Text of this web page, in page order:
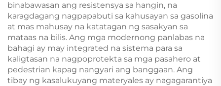
binabawasan ang resistensya sa hangin, na
karagdagang nagpapabuti sa kahusayan sa gasolina
at mas mahusay na katatagan ng sasakyan sa
mataas na bilis. Ang mga modernong panlabas na
bahagi ay may integrated na sistema para sa
kaligtasan na nagpoprotekta sa mga pasahero at
pedestrian kapag nangyari ang banggaan. Ang
tibay ng kasalukuyang materyales ay nagagarantiya